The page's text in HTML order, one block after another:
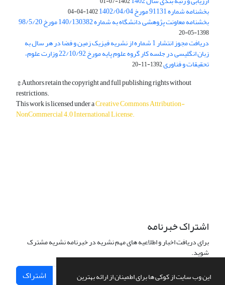
این وب سایت از کوکی ها برای اطمینان از ارائه بهترین
بخشنامه شماره 91131 مورخ 1402/04/04 1402-04-04
بخشنامه معاونت پژوهشی دانشگاه به شماره 140/130382 مورخ 98/5/20
1398-05-20
دریافت مجوز انتشار 1 شماره از نشریه فیزیک زمین و فضا در هر سال به
زبان انگلیسی در جلسه کار گروه علوم پایه مورخ 22/10/92 وزارت علوم،
تحقیقات و فناوری1392-11-20
© Authors retain the copyright and full publishing rights without
restrictions.
This work is licensed under aCreative Commons Attribution-
NonCommercial 4.0 International License.
اشتراک خبرنامه
برای دریافت اخبار و اطلاعیه های مهم نشریه در خبرنامه نشریه مشترک
شوید.
اشتراک